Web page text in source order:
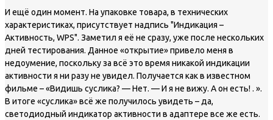
И ещё один момент. На упаковке товара, в технических
характеристиках, присутствует надпись "Индикация –
Активность, WPS". Заметил я её не сразу, уже после нескольких
дней тестирования. Данное «открытие» привело меня в
недоумение, поскольку за всё это время никакой индикации
активности я ни разу не увидел. Получается как в известном
фильме – «Видишь суслика? — Нет. — И я не вижу. А он есть! . ».
В итоге «суслика» всё же получилось увидеть – да,
светодиодный индикатор активности в адаптере все же есть.